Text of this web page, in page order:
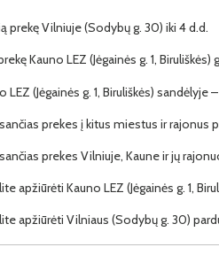
prekę Vilniuje (Sodybų g. 30) iki 4 d.d.
Kauno LEZ (Jėgainės g. 1, Biruliškės)
LEZ (Jėgainės g. 1, Biruliškės) sandėlyje
prekes į kitus miestus ir rajonus
prekes Vilniuje, Kaune ir jų
apžiūrėti Kauno LEZ (Jėgainės g. 1,
apžiūrėti Vilniaus (Sodybų g. 30)